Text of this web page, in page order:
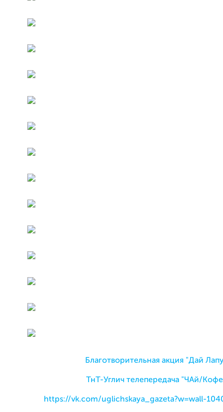
Благотворительная акция "Дай
ТнТ-Углич телепередача "ЧАй/
https://vk.com/uglichskaya_gazeta?w=wall-